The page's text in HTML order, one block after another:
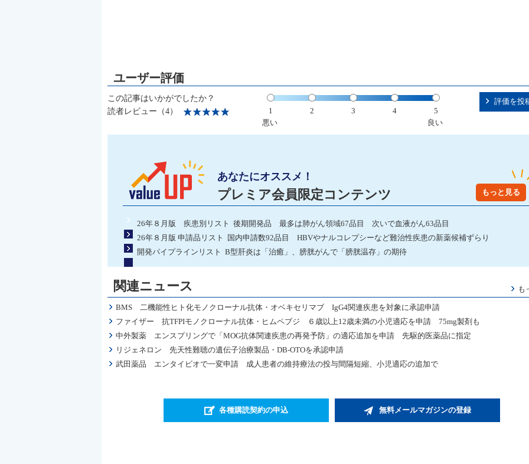
この記事はいかがでしたか？
読者レビュー（4）
1 2 3 4
5
悪い
良い
評価を投
あなたにオススメ！
プレミア会員限定コンテンツ もっと見る
26年８月版 疾患別リスト 後期開発品 最多は肺がん領域67品目 次いで血液がん63品目
26年８月版 申請品リスト 国内申請数92品目 HBVやナルコレプシーなど難治性疾患の新薬候補ずらり
開発パイプラインリスト B型肝炎は「治癒」、膀胱がんで「膀胱温存」の期待
関連ニュース も
BMS 二機能性ヒト化モノクローナル抗体・オベキセリマブ IgG4関連疾患を対象に承認申請
ファイザー 抗TFPIモノクローナル抗体・ヒムペブジ ６歳以上12歳未満の小児適応を申請 75mg製剤も
中外製薬 エンスプリングで「MOG抗体関連疾患の再発予防」の適応追加を申請 先駆的医薬品に指定
リジェネロン 先天性難聴の遺伝子治療製品・DB-OTOを承認申請
武田薬品 エンタイビオで一変申請 成人患者の維持療法の投与間隔短縮、小児適応の追加で
各種購読契約の申込 無料メールマガジンの登録